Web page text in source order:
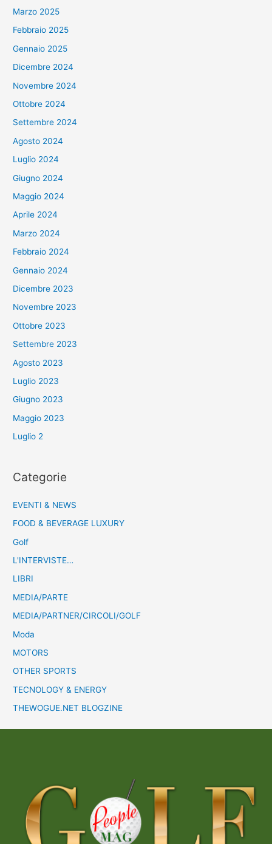
Marzo 2025
Febbraio 2025
Gennaio 2025
Dicembre 2024
Novembre 2024
Ottobre 2024
Settembre 2024
Agosto 2024
Luglio 2024
Giugno 2024
Maggio 2024
Aprile 2024
Marzo 2024
Febbraio 2024
Gennaio 2024
Dicembre 2023
Novembre 2023
Ottobre 2023
Settembre 2023
Agosto 2023
Luglio 2023
Giugno 2023
Maggio 2023
Luglio 2
Categorie
EVENTI & NEWS
FOOD & BEVERAGE LUXURY
Golf
L'INTERVISTE…
LIBRI
MEDIA/PARTE
MEDIA/PARTNER/CIRCOLI/GOLF
Moda
MOTORS
OTHER SPORTS
TECNOLOGY & ENERGY
THEWOGUE.NET BLOGZINE